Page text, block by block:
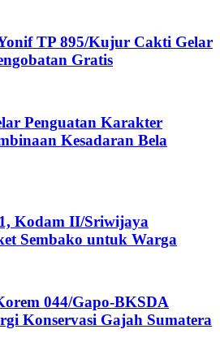
TP 895/Kujur Cakti Gelar
Gratis
Penguatan Karakter
Kesadaran Bela
Kodam II/Sriwijaya
Sembako untuk Warga
044/Gapo-BKSDA
Konservasi Gajah Sumatera